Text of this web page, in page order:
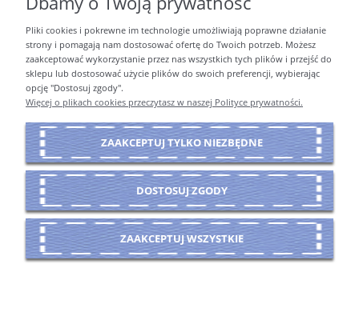
PŁATNOŚCI I DOSTAWA
INFORMACJE
O NAS
POKAŻ PEŁNĄ WERSJĘ STRONY
Sklep internetowy Shoper Premium
Pliki cookies i pokrewne im technologie umożliwiają poprawne działanie
strony i pomagają nam dostosować ofertę do Twoich potrzeb. Możesz
zaakceptować wykorzystanie przez nas wszystkich tych plików i przejść do
sklepu lub dostosować użycie plików do swoich preferencji, wybierając
opcję "Dostosuj zgody".
Więcej o plikach cookies przeczytasz w naszej Polityce prywatności.
ZAAKCEPTUJ TYLKO NIEZBĘDNE
DOSTOSUJ ZGODY
ZAAKCEPTUJ WSZYSTKIE